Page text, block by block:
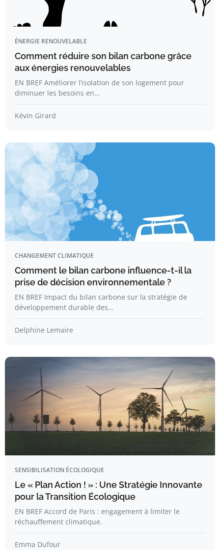
ÉNERGIE RENOUVELABLE
Comment réduire son bilan carbone grâce
aux énergies renouvelables
EN BREF Améliorer l’isolation de son logement pour
diminuer les besoins en…
Kévin Girard
CHANGEMENT CLIMATIQUE
Comment le bilan carbone influence-t-il la
prise de décision environnementale ?
EN BREF Impact du bilan carbone sur la stratégie de
développement durable des…
Delphine Lemaire
SENSIBILISATION ÉCOLOGIQUE
Le « Plan Action ! » : Une Stratégie Innovante
pour la Transition Écologique
EN BREF Accord de Paris : engagement à limiter le
réchauffement climatique.
Emma Dufour